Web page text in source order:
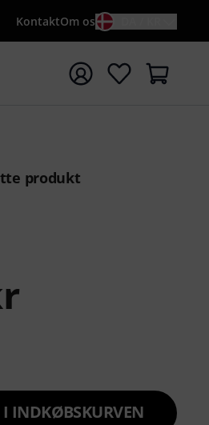
KontaktOm os
produkt
I INDKØBSKURVEN